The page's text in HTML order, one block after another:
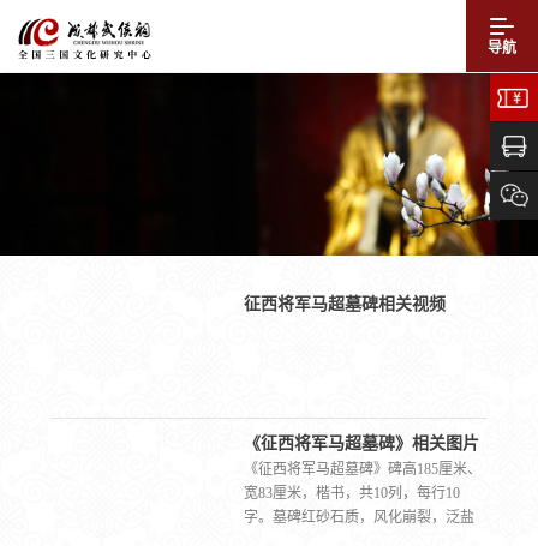
导航
征西将军马超墓碑相关视频
《征西将军马超墓碑》相关图片
《征西将军马超墓碑》碑高185厘米、
宽83厘米，楷书，共10列，每行10
字。墓碑红砂石质，风化崩裂，泛盐